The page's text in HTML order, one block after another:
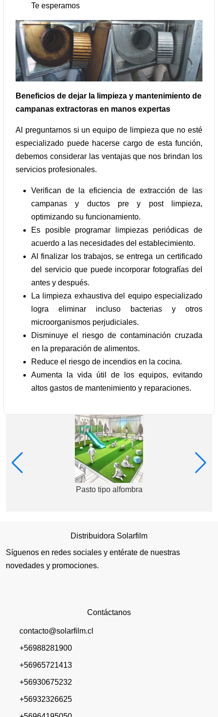
Te esperamos
Beneficios de dejar la limpieza y mantenimiento de
campanas extractoras en manos expertas
Al preguntarnos si un equipo de limpieza que no esté
especializado puede hacerse cargo de esta función,
debemos considerar las ventajas que nos brindan los
servicios profesionales.
Verifican de la eficiencia de extracción de las
campanas y ductos pre y post limpieza,
optimizando su funcionamiento.
Es posible programar limpiezas periódicas de
acuerdo a las necesidades del establecimiento.
Al finalizar los trabajos, se entrega un certificado
del servicio que puede incorporar fotografías del
antes y después.
La limpieza exhaustiva del equipo especializado
logra eliminar incluso bacterias y otros
microorganismos perjudiciales.
Disminuye el riesgo de contaminación cruzada
en la preparación de alimentos.
Reduce el riesgo de incendios en la cocina.
Aumenta la vida útil de los equipos, evitando
altos gastos de mantenimiento y reparaciones.
Pasto tipo alfombra
Distribuidora Solarfilm
Síguenos en redes sociales y entérate de nuestras
novedades y promociones.
Contáctanos
contacto@solarfilm.cl
+56988281900
+56965721413
+56930675232
+56932326625